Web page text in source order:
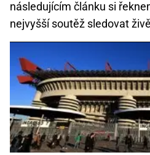
následujícím článku si
nejvyšší soutěž sledovat